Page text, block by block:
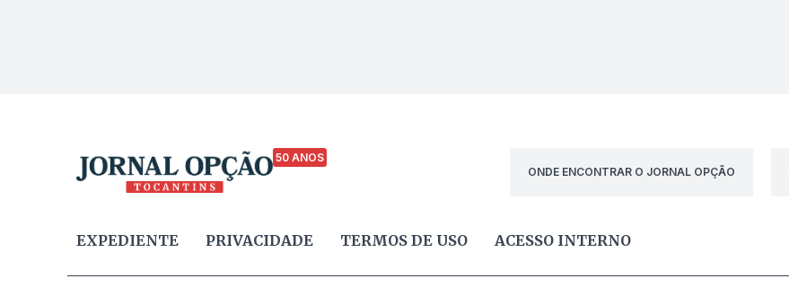
50 ANOS
ONDE ENCONTRAR O JORNAL OPÇÃO
EXPEDIENTE PRIVACIDADE TERMOS DE USO ACESSO INTERNO